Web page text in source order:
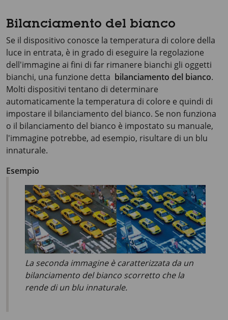
Bilanciamento del bianco
Se il dispositivo conosce la temperatura di colore della
luce in entrata, è in grado di eseguire la regolazione
dell'immagine ai fini di far rimanere bianchi gli oggetti
bianchi, una funzione detta bilanciamento del bianco.
Molti dispositivi tentano di determinare
automaticamente la temperatura di colore e quindi di
impostare il bilanciamento del bianco. Se non funziona
o il bilanciamento del bianco è impostato su manuale,
l'immagine potrebbe, ad esempio, risultare di un blu
innaturale.
Esempio
La seconda immagine è caratterizzata da un
bilanciamento del bianco scorretto che la
rende di un blu innaturale.